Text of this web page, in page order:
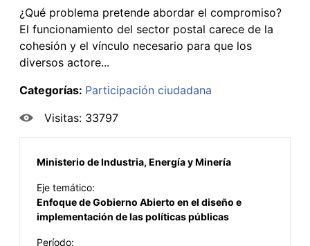
¿Qué problema pretende abordar el compromiso?
El funcionamiento del sector postal carece de la
cohesión y el vínculo necesario para que los
diversos actore...
Categorías: Participación ciudadana
Visitas: 33797
Ministerio de Industria, Energía y Minería
Eje temático:
Enfoque de Gobierno Abierto en el diseño e
implementación de las políticas públicas
Período: